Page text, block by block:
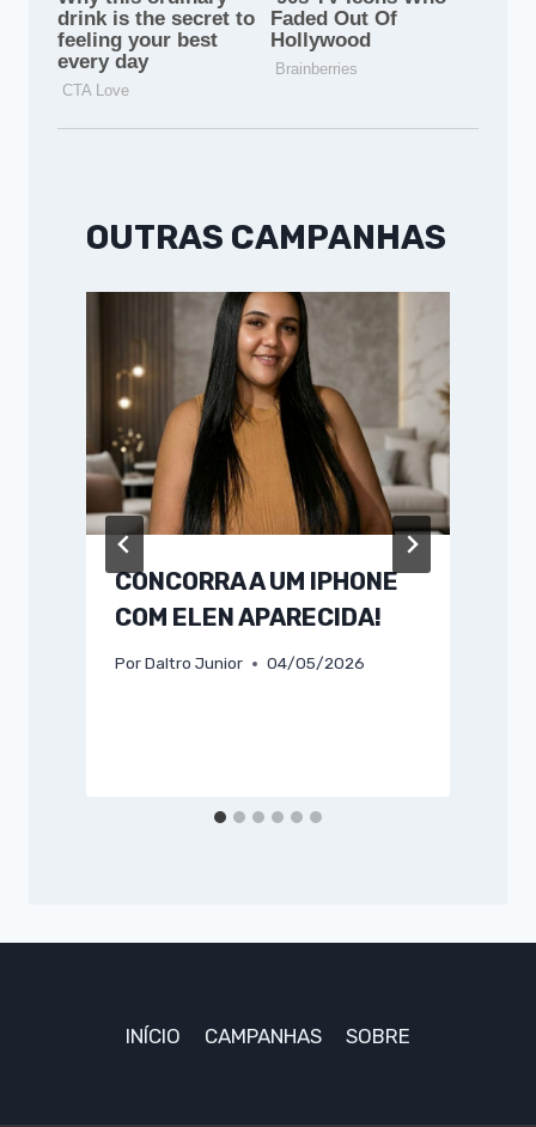
OUTRAS CAMPANHAS
CONCORRA A UM IPHONE
COM ELEN APARECIDA!
PorDaltro Junior 04/05/2026
INÍCIO CAMPANHAS SOBRE